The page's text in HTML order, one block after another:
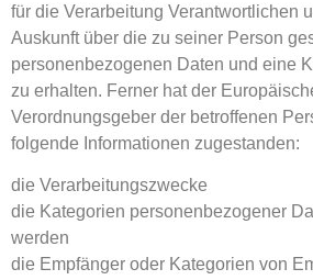
für die Verarbeitung Verantwortlichen
Auskunft über die zu seiner Person
personenbezogenen Daten und eine
zu erhalten. Ferner hat der
Verordnungsgeber der betroffenen
folgende Informationen zugestanden:
die Verarbeitungszwecke
die Kategorien personenbezogener
werden
die Empfänger oder Kategorien von